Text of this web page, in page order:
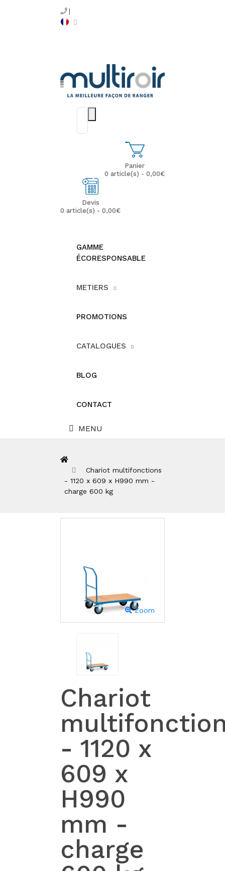
Panier
0 article(s) - 0,00€
Devis
0 article(s) - 0,00€
GAMME
ÉCORESPONSABLE
METIERS
PROMOTIONS
CATALOGUES
BLOG
CONTACT
MENU
Chariot multifonctions
- 1120 x 609 x H990 mm -
charge 600 kg
Zoom
Chariot
- 1120 x
609 x
H990
mm -
charge